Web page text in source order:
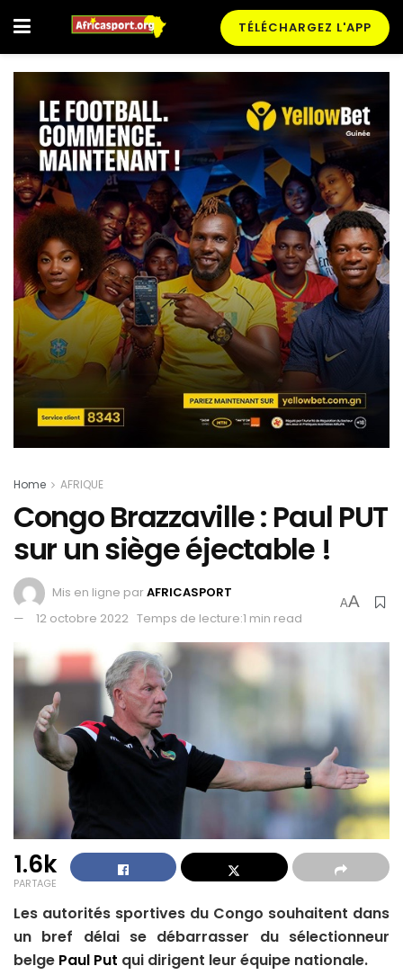
TÉLÉCHARGEZ L'APP
Home AFRIQUE
Congo Brazzaville : Paul PUT
sur un siège éjectable !
Mis en ligne parAFRICASPORT
12 octobre 2022 Temps de lecture:1 min read
AA
1.6k
PARTAGE
Les autorités sportives du Congo souhaitent dans
un bref délai se débarrasser du sélectionneur
belge Paul Put qui dirigent leur équipe nationale.